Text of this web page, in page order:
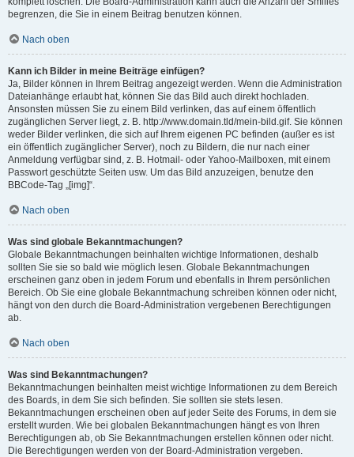
begrenzen, die Sie in einem Beitrag benutzen können.
Nach oben
Kann ich Bilder in meine Beiträge einfügen?
Ja, Bilder können in Ihrem Beitrag angezeigt werden. Wenn die Administration
Dateianhänge erlaubt hat, können Sie das Bild auch direkt hochladen.
Ansonsten müssen Sie zu einem Bild verlinken, das auf einem öffentlich
zugänglichen Server liegt, z. B. http://www.domain.tld/mein-bild.gif. Sie können
weder Bilder verlinken, die sich auf Ihrem eigenen PC befinden (außer es ist
ein öffentlich zugänglicher Server), noch zu Bildern, die nur nach einer
Anmeldung verfügbar sind, z. B. Hotmail- oder Yahoo-Mailboxen, mit einem
Passwort geschützte Seiten usw. Um das Bild anzuzeigen, benutze den
BBCode-Tag „[img]“.
Nach oben
Was sind globale Bekanntmachungen?
Globale Bekanntmachungen beinhalten wichtige Informationen, deshalb
sollten Sie sie so bald wie möglich lesen. Globale Bekanntmachungen
erscheinen ganz oben in jedem Forum und ebenfalls in Ihrem persönlichen
Bereich. Ob Sie eine globale Bekanntmachung schreiben können oder nicht,
hängt von den durch die Board-Administration vergebenen Berechtigungen
ab.
Nach oben
Was sind Bekanntmachungen?
Bekanntmachungen beinhalten meist wichtige Informationen zu dem Bereich
des Boards, in dem Sie sich befinden. Sie sollten sie stets lesen.
Bekanntmachungen erscheinen oben auf jeder Seite des Forums, in dem sie
erstellt wurden. Wie bei globalen Bekanntmachungen hängt es von Ihren
Berechtigungen ab, ob Sie Bekanntmachungen erstellen können oder nicht.
Die Berechtigungen werden von der Board-Administration vergeben.